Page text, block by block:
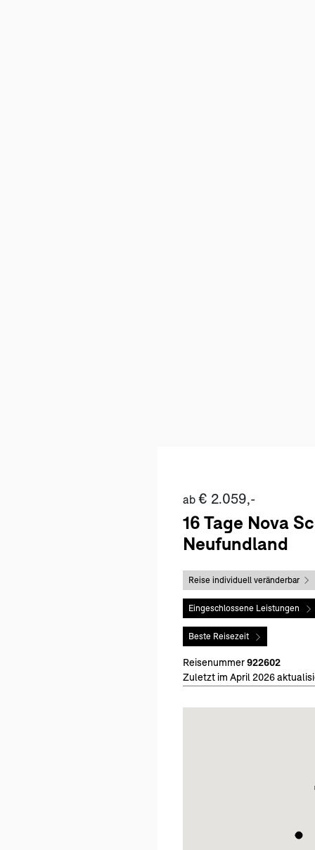
ab € 2.059,-
16 Tage Nova
Neufundland
Reise individuell veränderbar
Eingeschlossene Leistungen
Beste Reisezeit
Reisenummer922602
Zuletzt im April 2026